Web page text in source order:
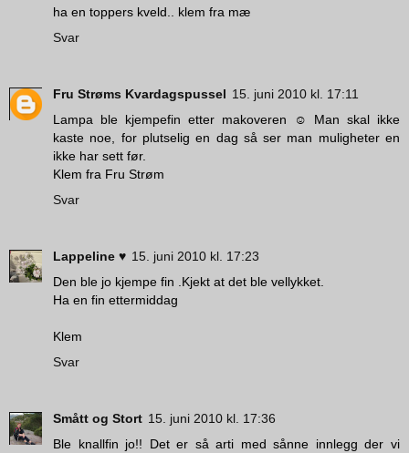
ha en toppers kveld.. klem fra mæ
Svar
Fru Strøms Kvardagspussel 15. juni 2010 kl. 17:11
Lampa ble kjempefin etter makoveren ☺ Man skal ikke
kaste noe, for plutselig en dag så ser man muligheter en
ikke har sett før.
Klem fra Fru Strøm
Svar
Lappeline ♥ 15. juni 2010 kl. 17:23
Den ble jo kjempe fin .Kjekt at det ble vellykket.
Ha en fin ettermiddag
Klem
Svar
Smått og Stort 15. juni 2010 kl. 17:36
Ble knallfin jo!! Det er så arti med sånne innlegg der vi